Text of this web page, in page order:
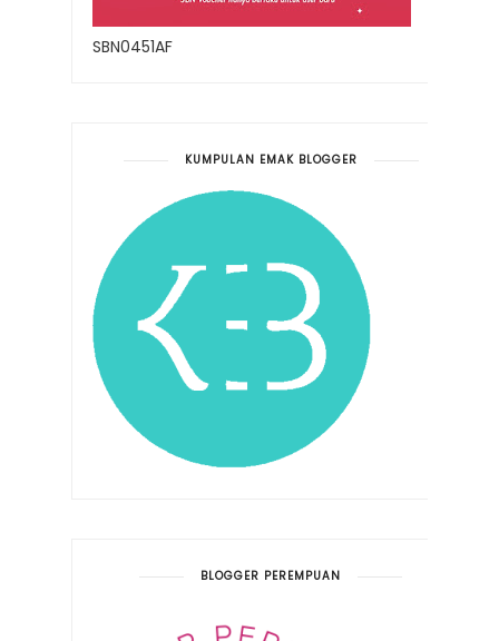
SBN0451AF
KUMPULAN EMAK BLOGGER
BLOGGER PEREMPUAN